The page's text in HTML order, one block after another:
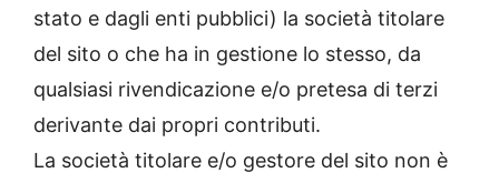
stato e dagli enti pubblici) la società titolare
del sito o che ha in gestione lo stesso, da
qualsiasi rivendicazione e/o pretesa di terzi
derivante dai propri contributi.
La società titolare e/o gestore del sito non è